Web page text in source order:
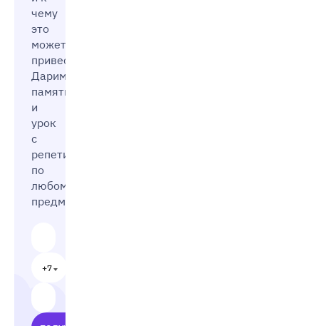
чему
это
может
привести?
Дарим
памятку
и
урок
с
репетитором
по
любому
предмету
+7